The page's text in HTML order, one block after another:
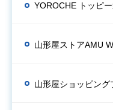
YOROCHE トッピ
山形屋ストアAMU
山形屋ショッピン